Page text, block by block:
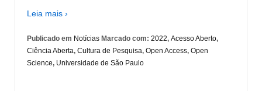
Leia mais ›
Publicado em Notícias Marcado com: 2022, Acesso Aberto,
Ciência Aberta, Cultura de Pesquisa, Open Access, Open
Science, Universidade de São Paulo